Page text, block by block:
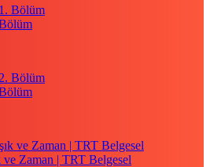
Zaman | TRT Belgesel